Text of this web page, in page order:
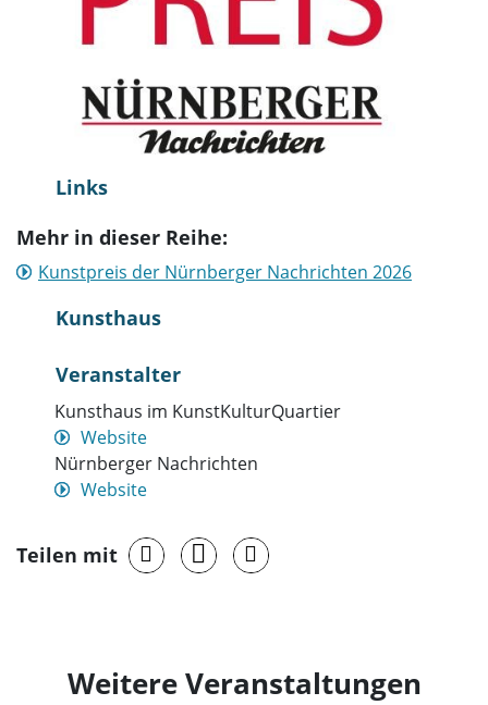
Links
Mehr in dieser Reihe:
Kunstpreis der Nürnberger Nachrichten 2026
Kunsthaus
Veranstalter
Kunsthaus im KunstKulturQuartier
Website
Nürnberger Nachrichten
Website
Teilen mit
Weitere Veranstaltungen